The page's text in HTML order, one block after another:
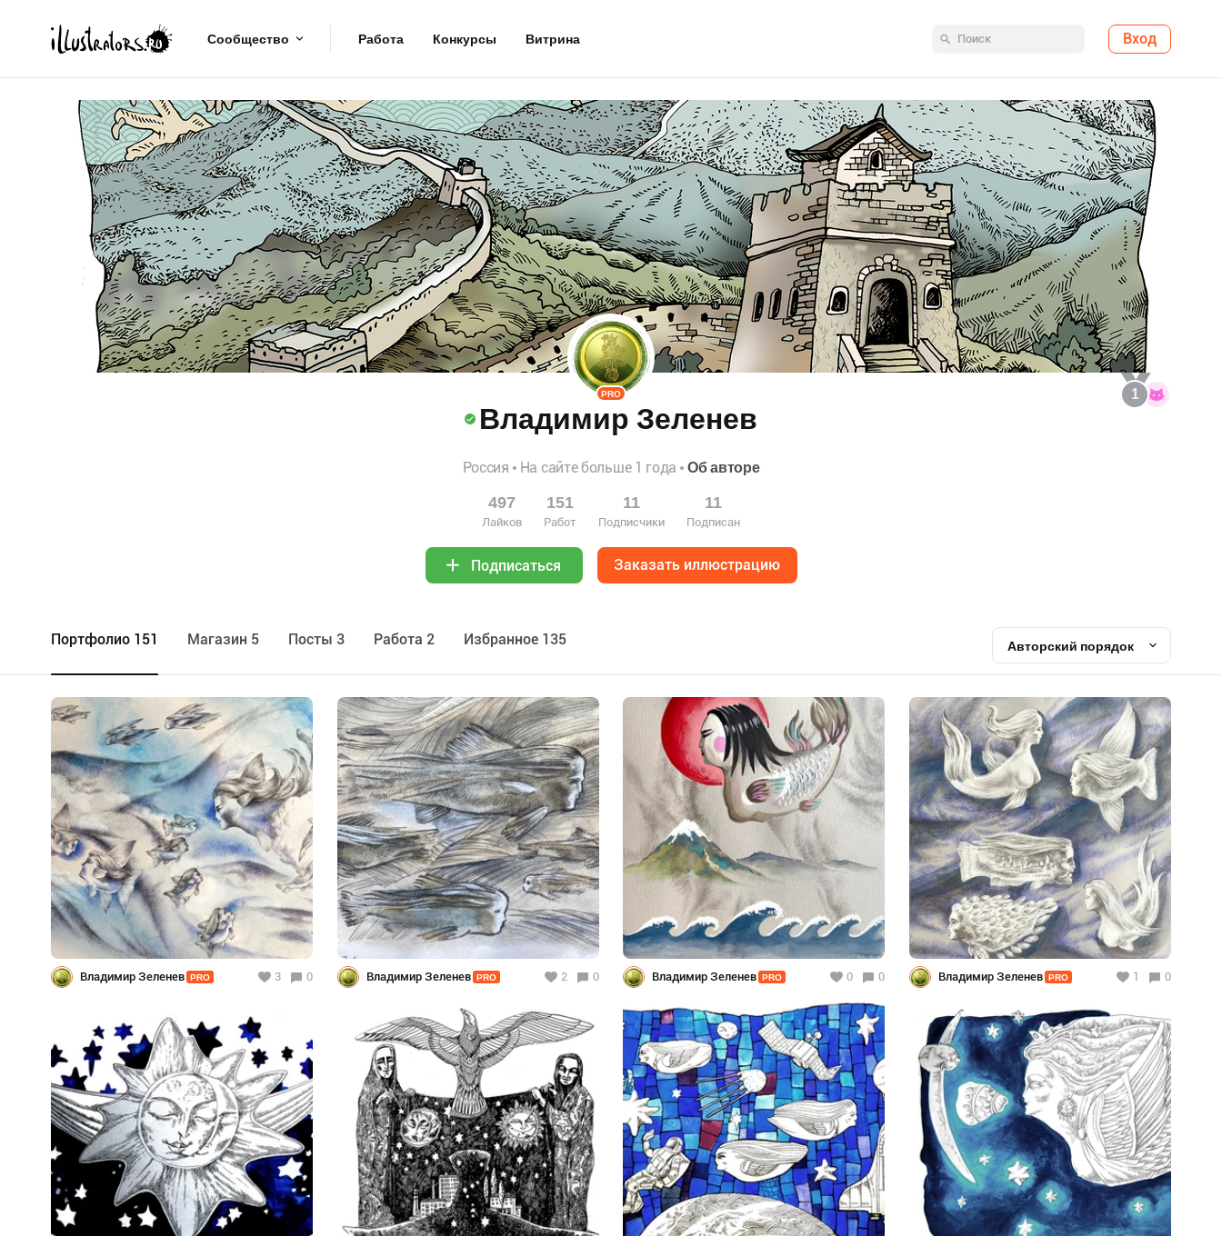
Сообщество Работа Конкурсы Витрина Вход
1
PRO
Владимир Зеленев
Россия На сайте больше 1 года Об авторе
497
Лайков
151
Работ
11
Подписчики
11
Подписан
Подписаться Заказать иллюстрацию
Портфолио 151 Maгазин 5 Посты 3 Работа 2 Избранное 135 Авторский порядок
Владимир Зеленев PRO 3 0 Владимир Зеленев PRO 2 0 Владимир Зеленев PRO 0 0 Владимир Зеленев PRO 1 0